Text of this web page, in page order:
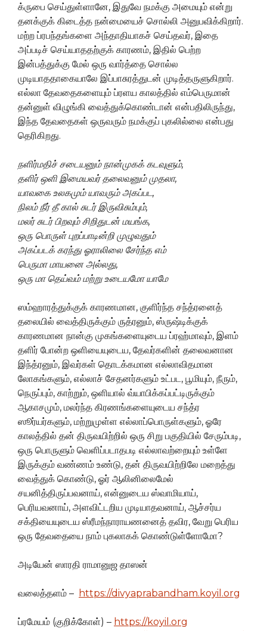
க்ருபை செய்துள்ளானே, இதுவே நமக்கு அமையும் என்று
தனக்குக் கிடைத்த நன்மையைச் சொல்லி அனுபவிக்கிறார்.
மற்ற ப்ரபந்தங்களை அந்தாதியாகச் செய்தவர், இதை
அப்படிச் செய்யாததற்குக் காரணம், இதில் பெற்ற
இன்பத்துக்கு மேல் ஒரு வார்த்தை சொல்ல
முடியாததாகையாலே இப்பாசுரத்துடன் முடித்தருளுகிறார்.
எல்லா தேவதைகளையும் ப்ரளய காலத்தில் எம்பெருமான்
தன்னுள் விழுங்கி வைத்துக்கொண்டான் என்பதிலிருந்து,
இந்த தேவதைகள் ஒருவரும் நமக்குப் புகலில்லை என்பது
தெரிகிறது.
நளிர்மதிச் சடையனும் நான்முகக் கடவுளும்,
தளிர் ஒளி இமையவர் தலைவனும் முதலா,
யாவகை உலகமும் யாவரும் அகப்பட,
நிலம் நீர் தீ கால் சுடர் இருவிசும்பும்,
மலர் சுடர் பிறவும் சிறிதுடன் மயங்க,
ஒரு பொருள் புறப்பாடின்றி முழுவதும்
அகப்படக் கரந்து ஓராலிலை சேர்ந்த எம்
பெருமா மாயனை அல்லது,
ஒரு மா தெய்வம் மற்று உடையமோ யாமே
ஸம்ஹாரத்துக்குக் காரணமான, குளிர்ந்த சந்த்ரனைத்
தலையில் வைத்திருக்கும் ருத்ரனும், ஸ்ருஷ்டிக்குக்
காரணமான நான்கு முகங்களையுடைய ப்ரஹ்மாவும், இளம்
தளிர் போன்ற ஒளியையுடைய, தேவர்களின் தலைவனான
இந்த்ரனும், இவர்கள் தொடக்கமான எல்லாவிதமான
லோகங்களும், எல்லாச் சேதனர்களும் உட்பட, பூமியும், நீரும்,
நெருப்பும், காற்றும், ஒளியால் வ்யாபிக்கப்பட்டிருக்கும்
ஆகாசமும், மலர்ந்த கிரணங்களையுடைய சந்த்ர
ஸூர்யர்களும், மற்றுமுள்ள எல்லாப்பொருள்களும், ஓரே
காலத்தில் தன் திருவயிற்றில் ஒரு சிறு பகுதியில் சேரும்படி,
ஒரு பொருளும் வெளிப்படாதபடி எல்லாவற்றையும் உள்ளே
இருக்கும் வண்ணம் உண்டு, தன் திருவயிற்றிலே மறைத்து
வைத்துக் கொண்டு, ஓர் ஆலினிலைமேல்
சயனித்திருப்பவனாய், என்னுடைய ஸ்வாமியாய்,
பெரியவனாய், அளவிட்டறிய முடியாதவனாய், ஆச்சர்ய
சக்தியையுடைய ஸ்ரீமந்நாராயணனைத் தவிர, வேறு பெரிய
ஒரு தேவதையை நாம் புகலாகக் கொண்டுள்ளோமோ?
அடியேன் ஸாரதி ராமானுஜ தாஸன்
வலைத்தளம் – https://divyaprabandham.koyil.org
ப்ரமேயம் (குறிக்கோள்) – https://koyil.org